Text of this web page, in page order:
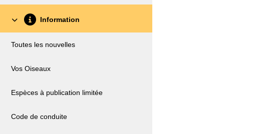
Information
Toutes les nouvelles
Vos Oiseaux
Espèces à publication limitée
Code de conduite